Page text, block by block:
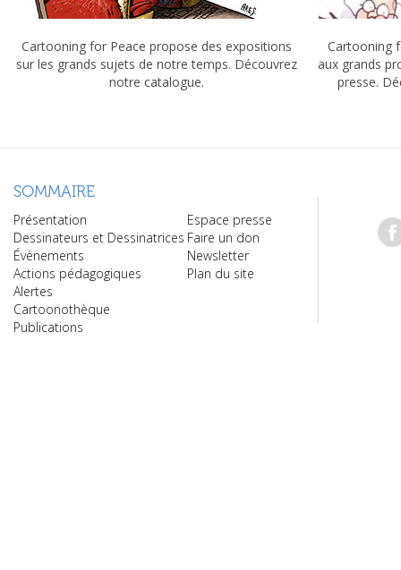
Cartooning for Peace propose des expositions
sur les grands sujets de notre temps. Découvrez
notre catalogue.
Cartooning
aux grands
presse.
SOMMAIRE
Présentation
Dessinateurs et Dessinatrices
Évènements
Actions pédagogiques
Alertes
Cartoonothèque
Publications
Espace presse
Faire un don
Newsletter
Plan du site